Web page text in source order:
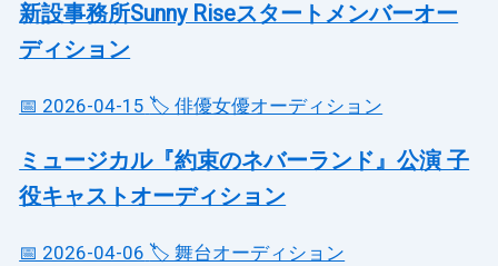
新設事務所Sunny Riseスタートメンバーオー
ディション
📅 2026-04-15 🏷️ 俳優女優オーディション
ミュージカル『約束のネバーランド』公演 子
役キャストオーディション
📅 2026-04-06 🏷️ 舞台オーディション